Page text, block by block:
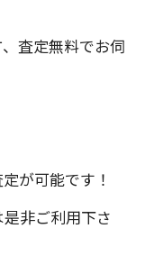
査定無料でお伺
が可能です！
非ご利用下さ